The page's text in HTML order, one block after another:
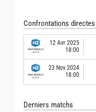
Confrontations directes
12 Avr 2025
18:00
23 Nov 2024
18:00
Derniers matchs